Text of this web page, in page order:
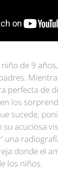
de 9
perfecta de
los
sucede,
acuciosa
una
donde el
los niños.